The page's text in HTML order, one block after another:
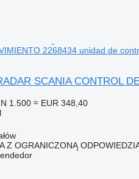
2268434 unidad de
SCANIA CONTROL
1.500 ≈ EUR 348,40
Z OGRANICZONĄ